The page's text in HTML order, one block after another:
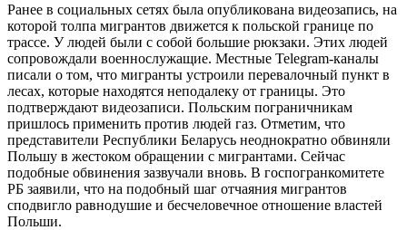
Ранее в социальных сетях была опубликована видеозапись, на
которой толпа мигрантов движется к польской границе по
трассе. У людей были с собой большие рюкзаки. Этих людей
сопровождали военнослужащие. Местные Telegram-каналы
писали о том, что мигранты устроили перевалочный пункт в
лесах, которые находятся неподалеку от границы. Это
подтверждают видеозаписи. Польским пограничникам
пришлось применить против людей газ. Отметим, что
представители Республики Беларусь неоднократно обвиняли
Польшу в жестоком обращении с мигрантами. Сейчас
подобные обвинения зазвучали вновь. В госпогранкомитете
РБ заявили, что на подобный шаг отчаяния мигрантов
сподвигло равнодушие и бесчеловечное отношение властей
Польши.